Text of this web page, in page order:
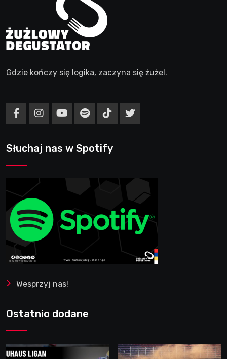
Gdzie kończy się logika, zaczyna się żużel.
Słuchaj nas w Spotify
Wesprzyj nas!
Ostatnio dodane